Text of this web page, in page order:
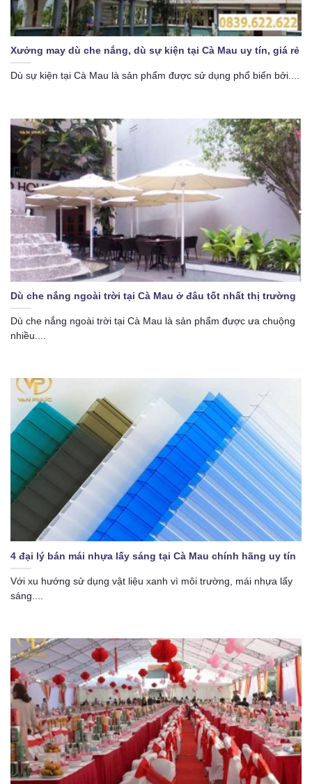
Xưởng may dù che nắng, dù sự kiện tại Cà Mau uy tín, giá rẻ
Dù sự kiện tại Cà Mau là sản phẩm được sử dụng phổ biến bởi....
Dù che nắng ngoài trời tại Cà Mau ở đâu tốt nhất thị trường
Dù che nắng ngoài trời tại Cà Mau là sản phẩm được ưa chuộng
nhiều....
4 đại lý bán mái nhựa lấy sáng tại Cà Mau chính hãng uy tín
Với xu hướng sử dụng vật liệu xanh vì môi trường, mái nhựa lấy
sáng....